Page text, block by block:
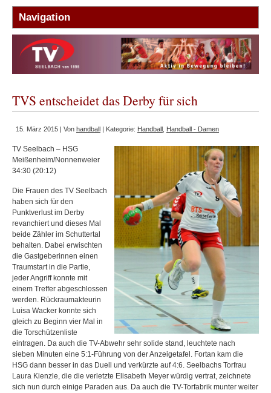
TVS entscheidet das Derby für sich
15. März 2015 | Von handball | Kategorie: Handball Handball - Damen
TV Seelbach – HSG
Meißenheim/Nonnenweier
34:30 (20:12)
Die Frauen des TV Seelbach
haben sich für den
Punktverlust im Derby
revanchiert und dieses Mal
beide Zähler im Schuttertal
behalten. Dabei erwischten
die Gastgeberinnen einen
Traumstart in die Partie,
jeder Angriff konnte mit
einem Treffer abgeschlossen
werden. Rückraumakteurin
Luisa Wacker konnte sich
gleich zu Beginn vier Mal in
die Torschützenliste
eintragen. Da auch die TV-Abwehr sehr solide stand, leuchtete nach
sieben Minuten eine 5:1-Führung von der Anzeigetafel. Fortan kam die
HSG dann besser in das Duell und verkürzte auf 4:6. Seelbachs Torfrau
Laura Kienzle, die die verletzte Elisabeth Meyer würdig vertrat, zeichnete
sich nun durch einige Paraden aus. Da auch die TV-Torfabrik munter weiter